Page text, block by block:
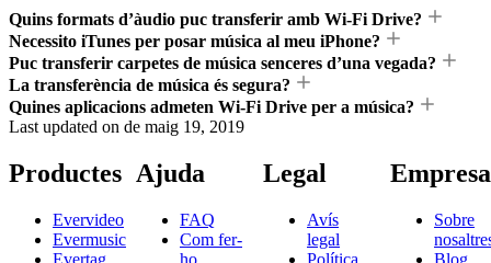
Quins formats d’àudio puc transferir amb Wi-Fi Drive?
Necessito iTunes per posar música al meu iPhone?
Puc transferir carpetes de música senceres d’una vegada?
La transferència de música és segura?
Quines aplicacions admeten Wi-Fi Drive per a música?
Last updated on de maig 19, 2019
Productes
Evervideo
Evermusic
Evertag
Ajuda
FAQ
Com fer-
ho
Legal
Avís
legal
Política
Empresa
Sobre
Blog